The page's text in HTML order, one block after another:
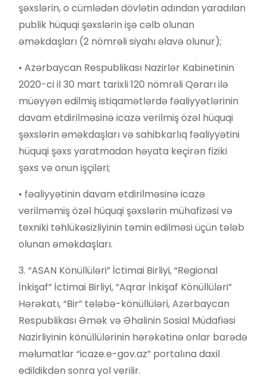
şəxslərin, o cümlədən dövlətin adından yaradılan
publik hüquqi şəxslərin işə cəlb olunan
əməkdaşları (2 nömrəli siyahı əlavə olunur);
• Azərbaycan Respublikası Nazirlər Kabinetinin
2020-ci il 30 mart tarixli 120 nömrəli Qərarı ilə
müəyyən edilmiş istiqamətlərdə fəaliyyətlərinin
davam etdirilməsinə icazə verilmiş özəl hüquqi
şəxslərin əməkdaşları və sahibkarlıq fəaliyyətini
hüquqi şəxs yaratmadan həyata keçirən fiziki
şəxs və onun işçiləri;
• fəaliyyətinin davam etdirilməsinə icazə
verilməmiş özəl hüquqi şəxslərin mühafizəsi və
texniki təhlükəsizliyinin təmin edilməsi üçün tələb
olunan əməkdaşları.
3. “ASAN Könüllüləri” İctimai Birliyi, “Regional
İnkişaf” İctimai Birliyi, “Aqrar İnkişaf Könüllüləri”
Hərəkatı, “Bir” tələbə-könüllüləri, Azərbaycan
Respublikası Əmək və Əhalinin Sosial Müdafiəsi
Nazirliyinin könüllülərinin hərəkətinə onlar barədə
məlumatlar “icaze.e-gov.az” portalına daxil
edildikdən sonra yol verilir.